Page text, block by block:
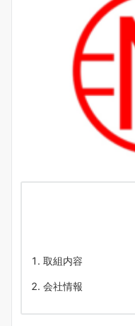
取組内容
会社情報